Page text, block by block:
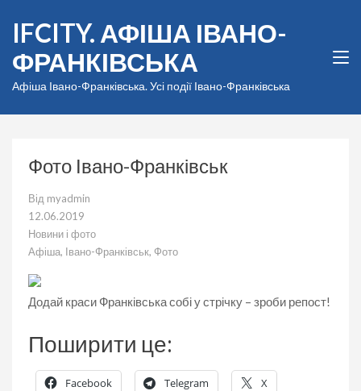
вмісту
(натисніть
Enter)
IFCITY. АФІША ІВАНО-
ФРАНКІВСЬКА
Афіша Івано-Франківська. Усі події Івано-Франківська
Фото Івано-Франківськ
Від myadmin
12.06.2019
Новини і фото
Афіша, Івано-Франківськ, Фото
Додай краси Франківська собі у стрічку – зроби репост!
Поширити це:
Facebook Telegram X